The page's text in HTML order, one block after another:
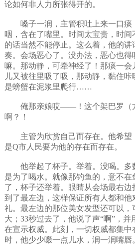
论如何非人力所张得开的。
嗓子一润，主管积吐上来一口痰
咽，含在了嘴里。时间太宝贵，时间
的话当然不能停止。这么着，他的
奏。会场恶心了。没办法，恶心也得
嘛。那动静，可牵神经了！那痰一
儿又被往里吸了吸，那动静，黏住
是螃蟹在泥浆里爬行……
俺那亲娘哎——！这个架巴罗（
啊？！
主管为欣赏自己而存在。他希望
是Q市人民要为他的存在而存在。
他举起了杯子。举着。没喝。多
是为了喝水。就像那钓鱼的，意不在
了，杯子还举着。眼睛从会场最右
到了最左边，这样保证所有人都和他
礼。最左边的那位美女发型还可以，
大；33秒过去了，他说了声“啊”，
在宣示权威。此刻，一切权威都集中
时，他少少啜一点儿水，润一润嘴唇